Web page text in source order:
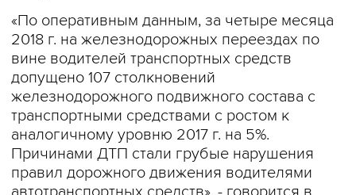
«По оперативным данным, за четыре месяца
2018 г. на железнодорожных переездах по
вине водителей транспортных средств
допущено 107 столкновений
железнодорожного подвижного состава с
транспортными средствами с ростом к
аналогичному уровню 2017 г. на 5%.
Причинами ДТП стали грубые нарушения
правил дорожного движения водителями